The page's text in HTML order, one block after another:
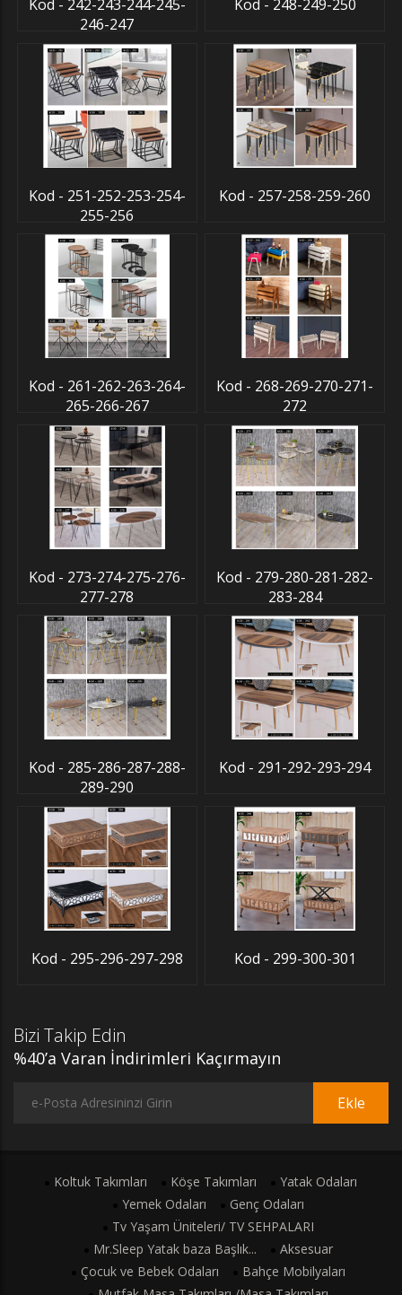
Kod - 242-243-244-245-
246-247
Kod - 248-249-250
Kod - 251-252-253-254-
255-256
Kod - 257-258-259-260
Kod - 261-262-263-264-
265-266-267
Kod - 268-269-270-271-
272
Kod - 273-274-275-276-
277-278
Kod - 279-280-281-282-
283-284
Kod - 285-286-287-288-
289-290
Kod - 291-292-293-294
Kod - 295-296-297-298 Kod - 299-300-301
Bizi Takip Edin
%40’a Varan İndirimleri Kaçırmayın
Ekle
Koltuk Takımları Köşe Takımları
Yatak Odaları
Yemek Odaları
Genç Odaları
Tv Yaşam Üniteleri/ TV SEHPALARI
Mr.Sleep Yatak baza Başlık...
Aksesuar
Çocuk ve Bebek Odaları
Bahçe Mobilyaları